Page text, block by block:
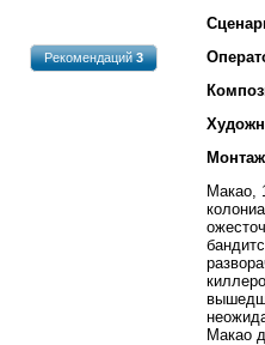
Рекомендаций3
Монтаж
Макао,
Макао